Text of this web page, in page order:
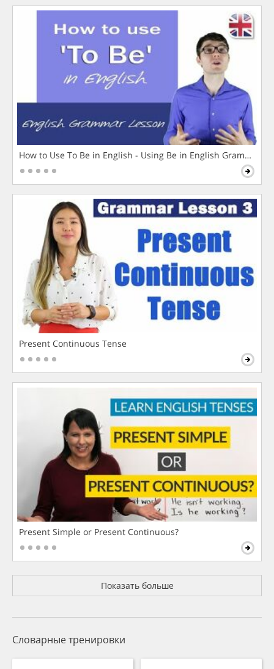
How to Use To Be in English - Using Be in English Grammar
Present Continuous Tense
Present Simple or Present Continuous?
Показать больше
Словарные тренировки